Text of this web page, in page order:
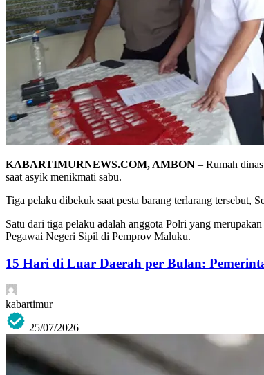
KABARTIMURNEWS.COM, AMBON – Rumah
saat asyik menikmati sabu.
Tiga pelaku dibekuk saat pesta barang terlarang tersebut,
Satu dari tiga pelaku adalah anggota Polri yang
Pegawai Negeri Sipil di Pemprov Maluku.
15 Hari di Luar Daerah per Bulan:
kabartimur
25/07/2026